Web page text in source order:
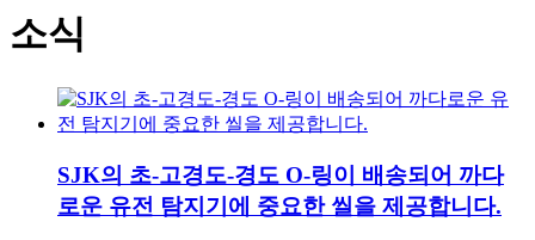
소식
SJK의 초-고경도-경도 O-링이 배송되어 까다
로운 유전 탐지기에 중요한 씰을 제공합니다.